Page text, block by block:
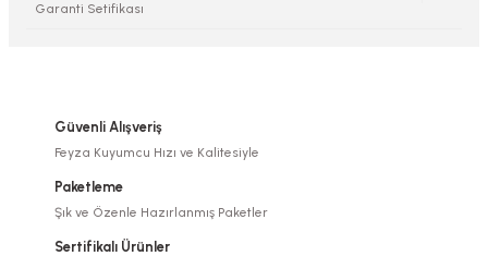
Garanti Setifikası
Güvenli Alışveriş
Feyza Kuyumcu Hızı ve Kalitesiyle
Paketleme
Şık ve Özenle Hazırlanmış Paketler
Sertifikalı Ürünler